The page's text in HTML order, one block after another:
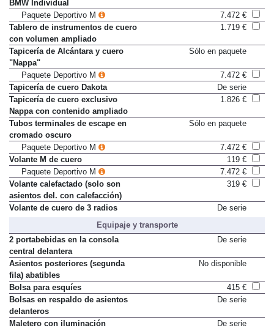
BMW Individual
Paquete Deportivo M
7.472 €
Tablero de instrumentos de cuero
con volumen ampliado
Tapicería de Alcántara y cuero
"Nappa"
Paquete Deportivo M
7.472 €
Tapicería de cuero Dakota
De serie
Tapicería de cuero exclusivo
Nappa con contenido ampliado
Tubos terminales de escape en
cromado oscuro
Paquete Deportivo M
7.472 €
Volante M de cuero
119 €
Paquete Deportivo M
7.472 €
Volante calefactado (solo son
asientos del. con calefacción)
Equipaje y transporte
2 portabebidas en la consola
central delantera
Asientos posteriores (segunda
fila) abatibles
Bolsa para esquíes
415 €
Bolsas en respaldo de asientos
delanteros